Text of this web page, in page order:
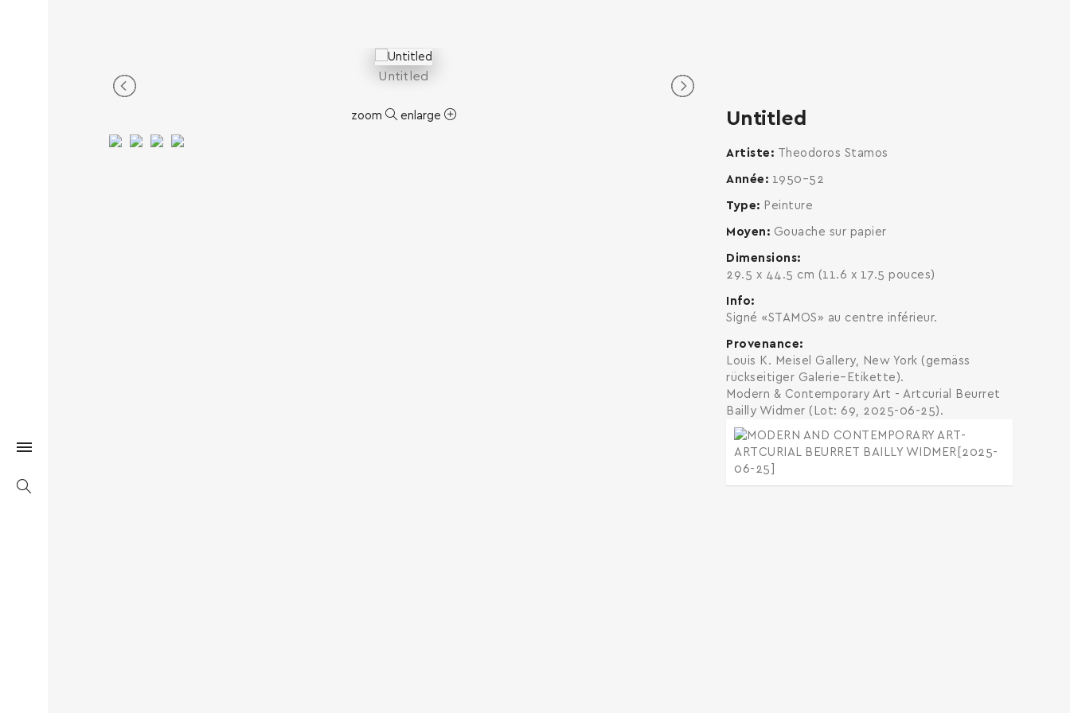
Untitled
zoom enlarge Untitled
Artiste Theodoros Stamos
Année 1950–52
Type Peinture
Moyen Gouache sur papier
Dimensions
29.5 x 44.5 cm (11.6 x 17.5 pouces)
Info
Signé «STAMOS» au centre inférieur.
Provenance
Louis K. Meisel Gallery, New York (gemäss
rückseitiger Galerie–Etikette).
Modern & Contemporary Art - Artcurial Beurret
Bailly Widmer (Lot: 69, 2025-06-25).